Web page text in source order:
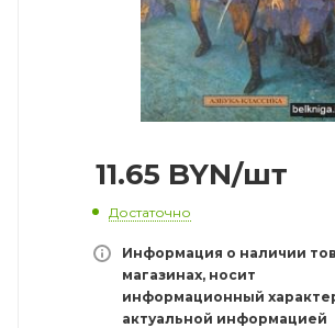
11.65 BYN/шт
Достаточно
Информация о наличии
магазинах, носит
информационный
актуальной информацией